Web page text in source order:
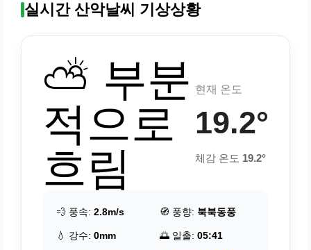
실시간 산악날씨 기상상황
⛅ 부분
적으로
흐림
현재 온도
19.2°
체감 온도 19.2°
💨 풍속: 2.8m/s 🧭 풍향: 북북동풍
💧 강수: 0mm 🌅 일출: 05:41